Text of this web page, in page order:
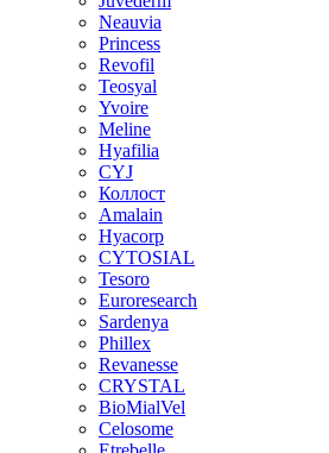
Neauvia
Princess
Revofil
Teosyal
Yvoire
Meline
Hyafilia
CYJ
Коллост
Amalain
Hyacorp
CYTOSIAL
Tesoro
Euroresearch
Sardenya
Phillex
Revanesse
CRYSTAL
BioMialVel
Celosome